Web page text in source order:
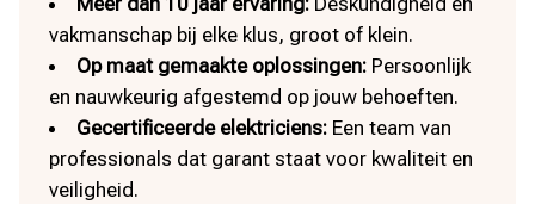
vakmanschap bij elke klus, groot of klein.
Op maat gemaakte oplossingen: Persoonlijk
en nauwkeurig afgestemd op jouw behoeften.
Gecertificeerde elektriciens: Een team van
professionals dat garant staat voor kwaliteit en
veiligheid.